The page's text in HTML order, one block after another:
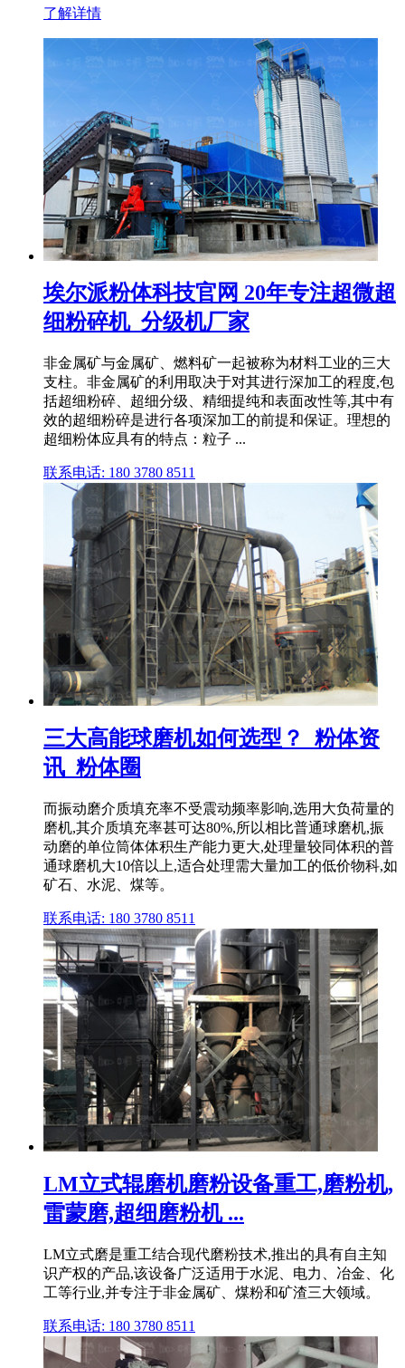
了解详情
埃尔派粉体科技官网 20年专注超微超
细粉碎机_分级机厂家
非金属矿与金属矿、燃料矿一起被称为材料工业的三大
支柱。非金属矿的利用取决于对其进行深加工的程度,包
括超细粉碎、超细分级、精细提纯和表面改性等,其中有
效的超细粉碎是进行各项深加工的前提和保证。理想的
超细粉体应具有的特点：粒子 ...
联系电话: 180 3780 8511
三大高能球磨机如何选型？_粉体资
讯_粉体圈
而振动磨介质填充率不受震动频率影响,选用大负荷量的
磨机,其介质填充率甚可达80%,所以相比普通球磨机,振
动磨的单位筒体体积生产能力更大,处理量较同体积的普
通球磨机大10倍以上,适合处理需大量加工的低价物科,如
矿石、水泥、煤等。
联系电话: 180 3780 8511
LM立式辊磨机磨粉设备重工,磨粉机,
雷蒙磨,超细磨粉机 ...
LM立式磨是重工结合现代磨粉技术,推出的具有自主知
识产权的产品,该设备广泛适用于水泥、电力、冶金、化
工等行业,并专注于非金属矿、煤粉和矿渣三大领域。
联系电话: 180 3780 8511